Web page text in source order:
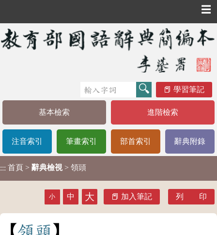
☰
學習筆記
基本檢索 進階檢索
注音索引 筆畫索引 部首索引 辭典附錄
::: 首頁 > 辭典檢視 > 領頭
小 中 大 加入筆記 列 印
領頭